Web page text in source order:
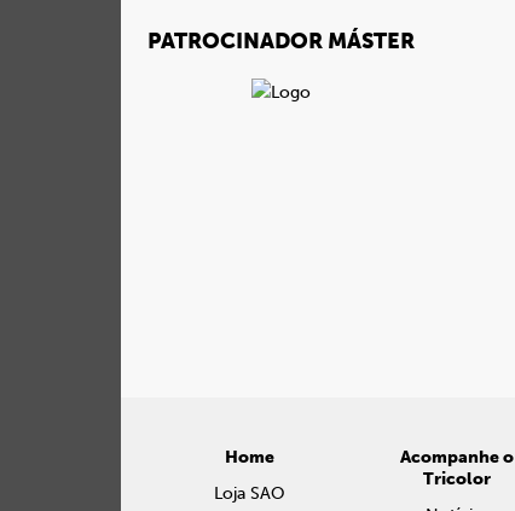
PATROCINADOR MÁSTER
Home
Loja SAO
Acompanhe o
Tricolor